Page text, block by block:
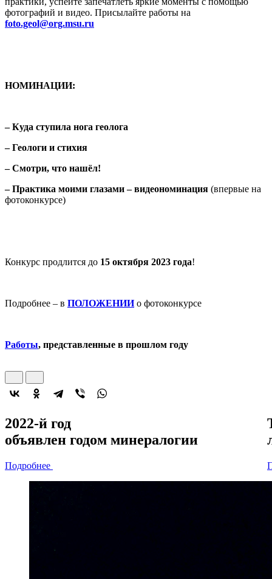
фотографий и видео. Присылайте работы на
foto.geol@org.msu.ru
НОМИНАЦИИ:
– Куда ступила нога геолога
– Геологи и стихия
– Смотри, что нашёл!
– Практика моими глазами – видеономинация (впервые на
фотоконкурсе)
Конкурс продлится до 15 октября 2023 года!
Подробнее – в ПОЛОЖЕНИИо фотоконкурсе
Работы, представленные в прошлом году
2022-й год
объявлен годом минералогии
Подробнее